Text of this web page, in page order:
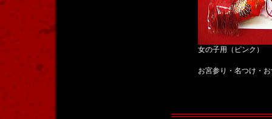
女の子用（ピンク）
お宮参り・名つけ・